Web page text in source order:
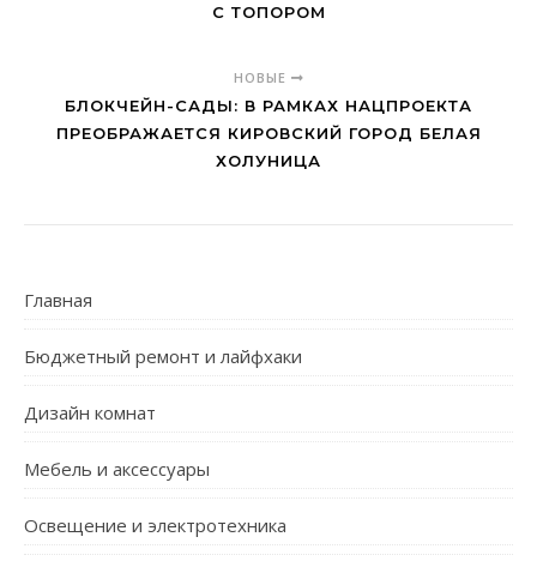
С ТОПОРОМ
НОВЫЕ
БЛОКЧЕЙН-САДЫ: В РАМКАХ НАЦПРОЕКТА
ПРЕОБРАЖАЕТСЯ КИРОВСКИЙ ГОРОД БЕЛАЯ
ХОЛУНИЦА
Главная
Бюджетный ремонт и лайфхаки
Дизайн комнат
Мебель и аксессуары
Освещение и электротехника